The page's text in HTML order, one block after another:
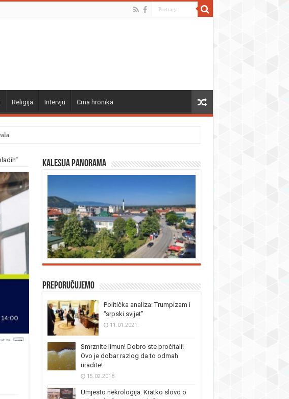
Religija Intervju Crna hronika
Kalesija panorama
Preporučujemo
Politička analiza: Trumpizam i
“srpski svijet”
11.01.2021.
Smrznite limun! Dobro ste pročitali!
Ovo je dobar razlog da to odmah
uradite!
15.02.2018.
Umjesto nekrologija: Kratko slovo o